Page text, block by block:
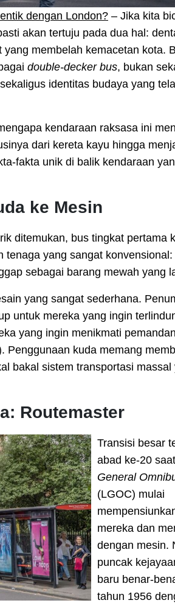
dengan London? – Jika kita
akan tertuju pada dua hal:
membelah kemacetan kota.
double-decker bus, bukan
identitas budaya yang
kendaraan raksasa ini
dari kereta kayu hingga
fakta unik di balik kendaraan
ke Mesin
ditemukan, bus tingkat pertama
yang sangat
sebagai barang mewah yang
yang sangat sederhana.
untuk mereka yang ingin
yang ingin menikmati
Penggunaan kuda memang
bakal sistem transportasi massal
Routemaster
Transisi besar
abad ke-20 saat
General
(LGOC) mulai
mereka dan
dengan mesin.
puncak
baru benar-
tahun 1956